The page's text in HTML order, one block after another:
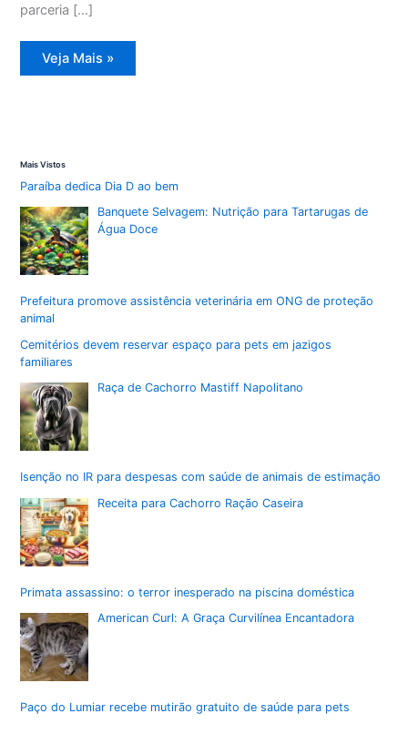
parceria […]
Passeio
do
cuidados
com
animais
Veja Mais »
Mais Vistos
Paraíba dedica Dia D ao bem
Banquete Selvagem: Nutrição para Tartarugas de
Água Doce
Prefeitura promove assistência veterinária em ONG de proteção
animal
Cemitérios devem reservar espaço para pets em jazigos
familiares
Raça de Cachorro Mastiff Napolitano
Isenção no IR para despesas com saúde de animais de estimação
Receita para Cachorro Ração Caseira
Primata assassino: o terror inesperado na piscina doméstica
American Curl: A Graça Curvilínea Encantadora
Paço do Lumiar recebe mutirão gratuito de saúde para pets